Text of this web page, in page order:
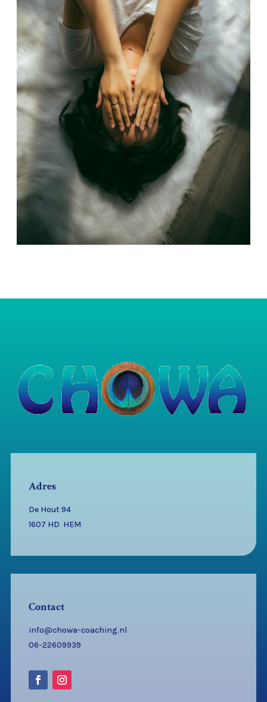
Adres
De Hout 94
1607 HD HEM
Contact
info@chowa-coaching.nl
06-22609939